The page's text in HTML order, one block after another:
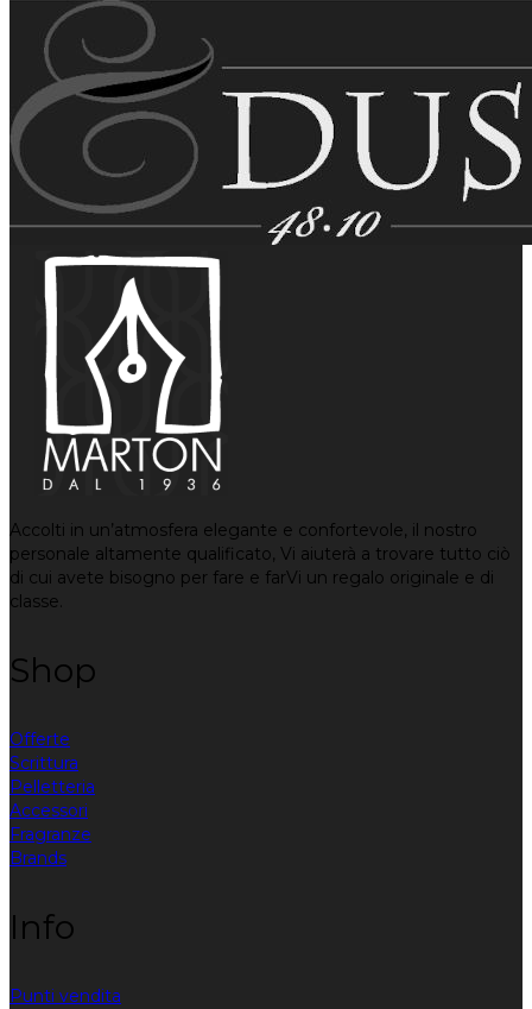
Accolti in un’atmosfera elegante e confortevole, il nostro
personale altamente qualificato, Vi aiuterà a trovare tutto ciò
di cui avete bisogno per fare e farVi un regalo originale e di
classe.
Shop
Offerte
Scrittura
Pelletteria
Accessori
Fragranze
Brands
Info
Punti vendita